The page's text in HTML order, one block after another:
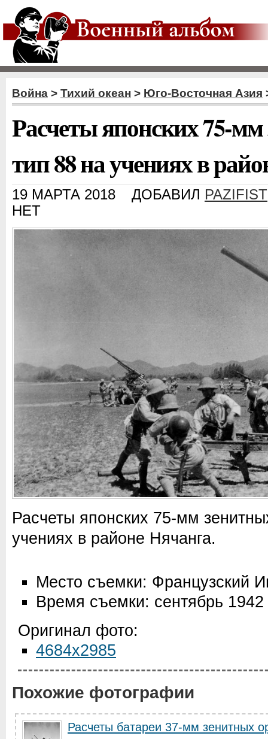
Война > Тихий океан > Юго-Восточная Азия
Расчеты японских 75-
тип 88 на учениях в
19 МАРТА 2018 ДОБАВИЛ PAZIFIST
НЕТ
Расчеты японских 75-мм
учениях в районе Нячанга.
Место съемки: Французский
Время съемки: сентябрь 1942
Оригинал фото:
4684x2985
Похожие фотографии
Расчеты батареи 37-мм зенитных